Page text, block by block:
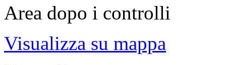
Area dopo i controlli
Visualizza su mappa